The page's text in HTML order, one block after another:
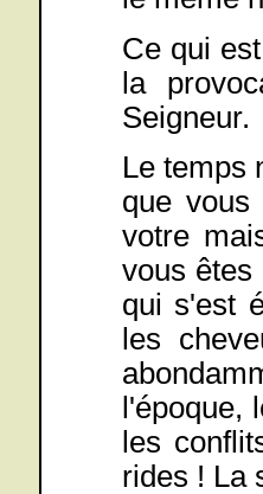
Ce qui
la
Seigneur.
Le temps
que
votre
vous êtes
qui s'est
les
l'époque,
les
rides ! La